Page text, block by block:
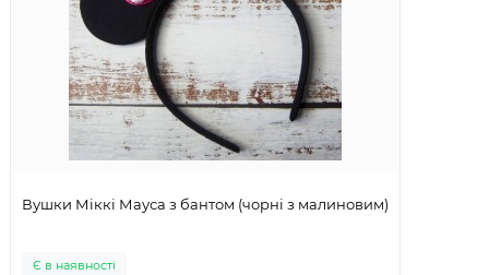
Вушки Міккі Мауса з бантом (чорні з малиновим)
Є в наявності